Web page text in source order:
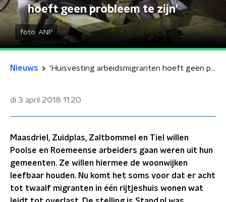
hoeft geen probleem te zijn'
foto: ANP
Nieuws 'Huisvesting arbeidsmigranten hoeft geen probleem te zijn'
di 3 april 2018 11:20
Maasdriel, Zuidplas, Zaltbommel en Tiel willen
Poolse en Roemeense arbeiders gaan weren uit hun
gemeenten. Ze willen hiermee de woonwijken
leefbaar houden. Nu komt het soms voor dat er acht
tot twaalf migranten in één rijtjeshuis wonen wat